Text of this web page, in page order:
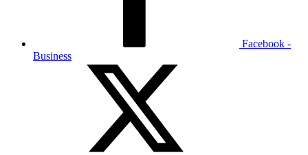
Facebook -
Business